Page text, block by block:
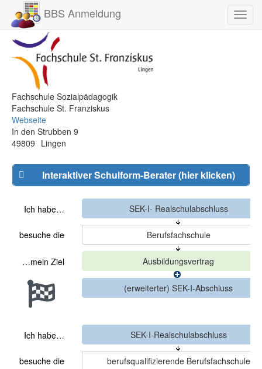
BBS Anmeldung
Fachschule Sozialpädagogik
Fachschule St. Franziskus
Webseite
In den Strubben 9
49809 Lingen
Interaktiver Schulform-Berater (hier klicken)
Ich habe…
besuche die
…mein Ziel
Ich habe…
besuche die